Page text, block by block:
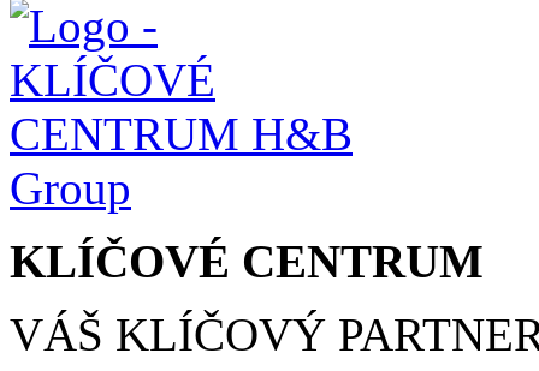
KLÍČOVÉ CENTRUM
VÁŠ KLÍČOVÝ